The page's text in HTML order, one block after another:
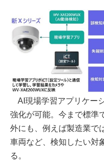
AI現場学習アプリケー
強化が可能。今まで標準
外にも、例えば製造業で
車両など、検知したい対
る。